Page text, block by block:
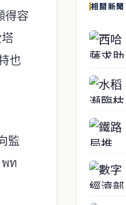
得容
也
監
พท
相關新聞